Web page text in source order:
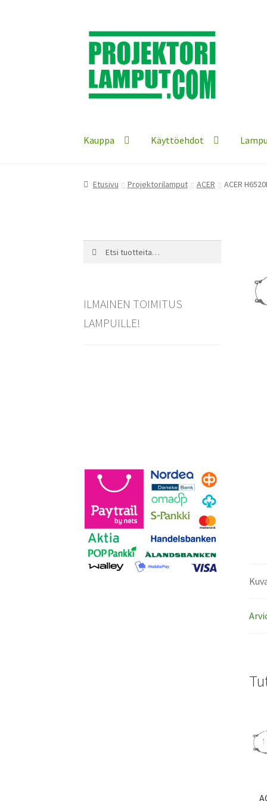
Siirry
navigointiin
Siirry
sisältöön
Kauppa Käyttöehdot
Etusivu Projektorilamput ACER ACER
ILMAINEN TOIMITUS
LAMPUILLE!